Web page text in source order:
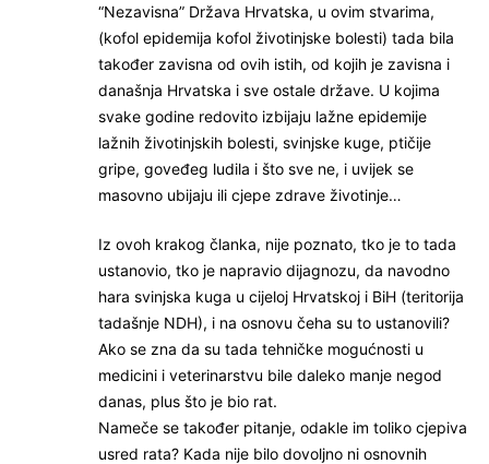
“Nezavisna” Država Hrvatska, u ovim stvarima,
(kofol epidemija kofol životinjske bolesti) tada bila
također zavisna od ovih istih, od kojih je zavisna i
današnja Hrvatska i sve ostale države. U kojima
svake godine redovito izbijaju lažne epidemije
lažnih životinjskih bolesti, svinjske kuge, ptičije
gripe, goveđeg ludila i što sve ne, i uvijek se
masovno ubijaju ili cjepe zdrave životinje…
Iz ovoh krakog članka, nije poznato, tko je to tada
ustanovio, tko je napravio dijagnozu, da navodno
hara svinjska kuga u cijeloj Hrvatskoj i BiH (teritorija
tadašnje NDH), i na osnovu čeha su to ustanovili?
Ako se zna da su tada tehničke mogućnosti u
medicini i veterinarstvu bile daleko manje negod
danas, plus što je bio rat.
Nameče se također pitanje, odakle im toliko cjepiva
usred rata? Kada nije bilo dovoljno ni osnovnih